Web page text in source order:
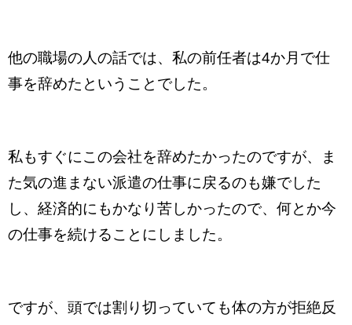
他の職場の人の話では、私の前任者は4か月で仕
事を辞めたということでした。
私もすぐにこの会社を辞めたかったのですが、ま
た気の進まない派遣の仕事に戻るのも嫌でした
し、経済的にもかなり苦しかったので、何とか今
の仕事を続けることにしました。
ですが、頭では割り切っていても体の方が拒絶反